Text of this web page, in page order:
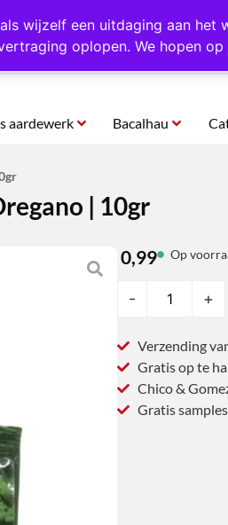
wijzelf een uitdaging aan het
oplopen. We hopen op
1000 verschillende producten op
aardewerk Bacalhau
| 10gr
0,99 Op
- +
Verzending
Gratis op te
Chico &
Gratis samples